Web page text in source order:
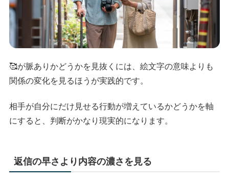
🥰が脈ありかどうかを見抜くには、絵文字の意味よりも
関係の変化を見るほうが実践的です。
相手が自分にだけ見せる行動が増えているかどうかを軸
にすると、判断がかなり現実的になります。
返信の早さより内容の濃さを見る